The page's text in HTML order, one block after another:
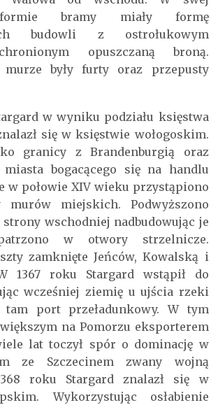
bramy miały formę
budowli z ostrołukowym
opuszczaną broną.
murze były furty oraz przepusty
w wyniku podziału księstwa
się w księstwie wołogoskim.
granicy z Brandenburgią oraz
bogacącego się na handlu
w połowie XIV wieku przystąpiono
murów miejskich. Podwyższono
wschodniej nadbudowując je
w otwory strzelnicze.
zamknięte Jeńców, Kowalską i
W 1367 roku Stargard wstąpił do
wcześniej ziemię u ujścia rzeki
port przeładunkowy. W tym
na Pomorzu eksporterem
lat toczył spór o dominację w
ze Szczecinem zwany wojną
roku Stargard znalazł się w
Wykorzystując osłabienie